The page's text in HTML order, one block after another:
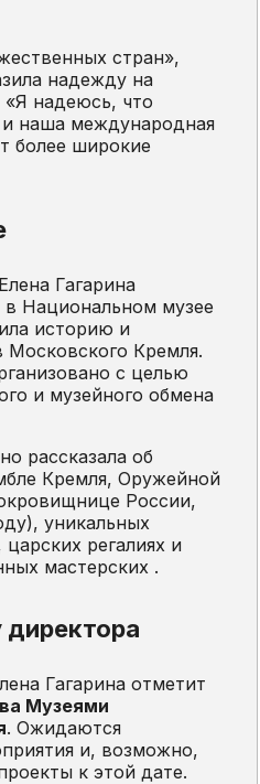
стран»,
надежду на
«Я надеюсь, что
и наша международная
более широкие
Гагарина
в Национальном музее
историю и
Московского Кремля.
с целью
и музейного обмена
рассказала об
Кремля, Оружейной
России,
уникальных
регалиях и
мастерских .
директора
Гагарина отметит
Музеями
. Ожидаются
и, возможно,
к этой дате.